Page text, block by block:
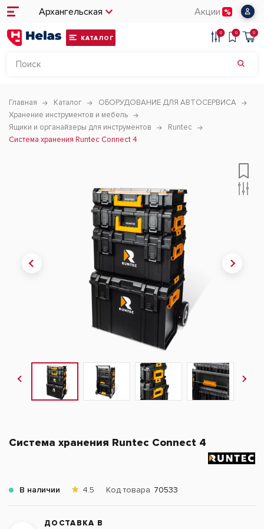
Архангельская Акции
КАТАЛОГ
0 0 0
Главная Каталог
ОБОРУДОВАНИЕ ДЛЯ АВТОСЕРВИСА
Хранение инструментов и мебель
Ящики и органайзеры для инструментов
Runtec
Система хранения Runtec Connect 4
Система хранения Runtec Connect 4
В наличии 4.5 Код товара 70533
ДОСТАВКА В